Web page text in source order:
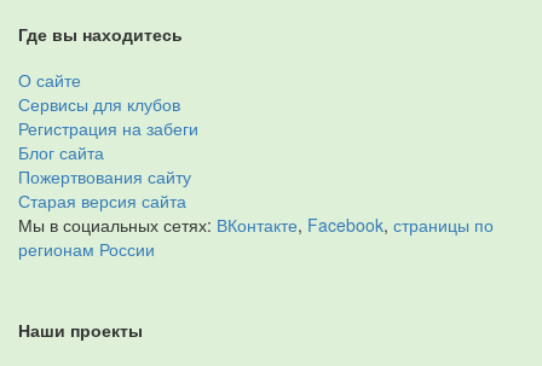
Где вы находитесь
О сайте
Сервисы для клубов
Регистрация на забеги
Блог сайта
Пожертвования сайту
Старая версия сайта
Мы в социальных сетях: ВКонтакте, Facebook, страницы по
регионам России
Наши проекты